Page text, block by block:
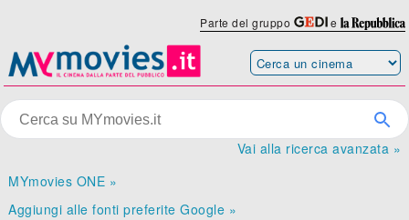
Parte del gruppo e
Vai alla ricerca avanzata »
MYmovies ONE »
Aggiungi alle fonti preferite Google »